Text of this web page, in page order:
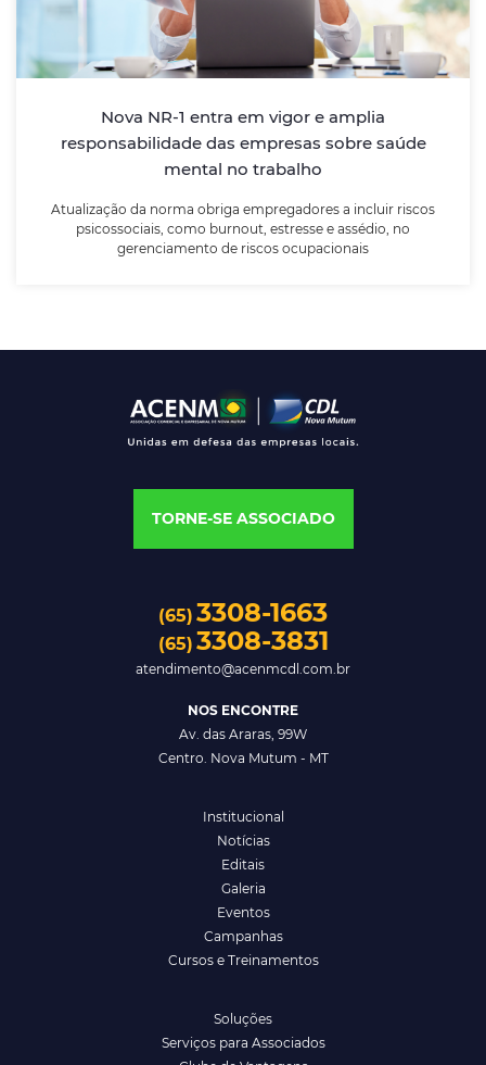
Nova NR-1 entra em vigor e amplia
responsabilidade das empresas sobre saúde
mental no trabalho
Atualização da norma obriga empregadores a incluir riscos
psicossociais, como burnout, estresse e assédio, no
gerenciamento de riscos ocupacionais
Atualização da norma obriga empregadores a incluir
assédio, no gerenciamento de riscos ocupacionais
TORNE-SE ASSOCIADO
(65) 3308-1663
(65) 3308-3831
atendimento@acenmcdl.com.br
NOS ENCONTRE
Av. das Araras, 99W
Centro. Nova Mutum - MT
Institucional
Notícias
Editais
Galeria
Eventos
Campanhas
Cursos e Treinamentos
Soluções
Serviços para Associados